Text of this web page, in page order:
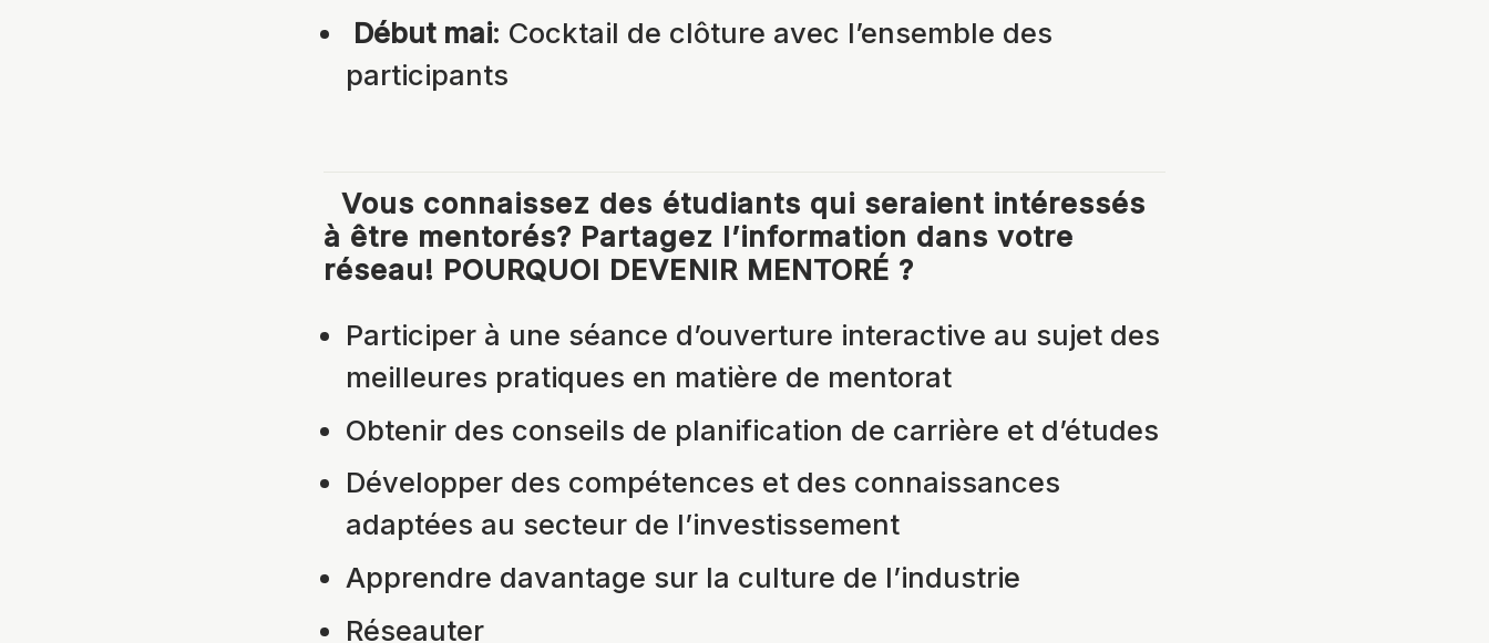
Début mai: Cocktail de clôture avec l’ensemble des
participants
Vous connaissez des étudiants qui seraient intéressés
à être mentorés? Partagez l’information dans votre
réseau! POURQUOI DEVENIR MENTORÉ ?
Participer à une séance d’ouverture interactive au sujet des
meilleures pratiques en matière de mentorat
Obtenir des conseils de planification de carrière et d’études
Développer des compétences et des connaissances
adaptées au secteur de l’investissement
Apprendre davantage sur la culture de l’industrie
Réseauter